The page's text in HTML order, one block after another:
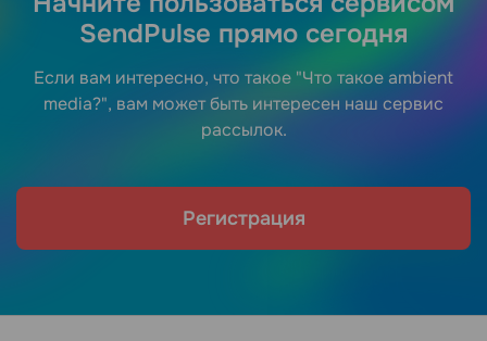
SendPulse прямо сегодня
Если вам интересно, что такое "Что такое ambient
media?", вам может быть интересен наш сервис
рассылок.
Регистрация